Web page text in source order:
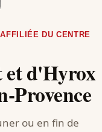
DU CENTRE
et d'Hyrox
Provence
ou en fin de